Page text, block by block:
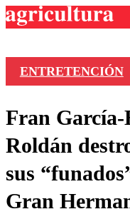
Colo
Motor
Vida
ENTRETENCIÓN
Fran
Roldán
sus
Gran